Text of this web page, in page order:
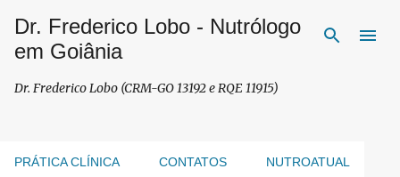
Pular para o conteúdo principal
Dr. Frederico Lobo - Nutrólogo
em Goiânia
Dr. Frederico Lobo (CRM-GO 13192 e RQE 11915)
PRÁTICA CLÍNICA CONTATOS NUTROATUAL